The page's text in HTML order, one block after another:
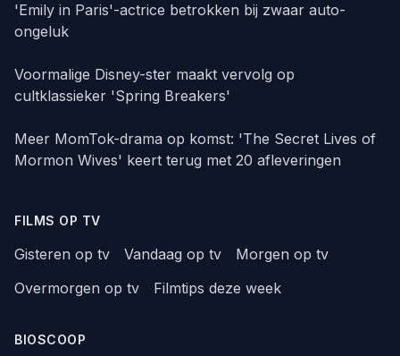
'Emily in Paris'-actrice betrokken bij zwaar auto-
ongeluk
Voormalige Disney-ster maakt vervolg op
cultklassieker 'Spring Breakers'
Meer MomTok-drama op komst: 'The Secret Lives of
Mormon Wives' keert terug met 20 afleveringen
FILMS OP TV
Gisteren op tv Vandaag op tv
Morgen op tv
Overmorgen op tv
Filmtips deze week
BIOSCOOP